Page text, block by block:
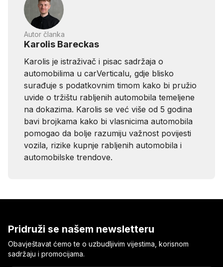
Autor članka
Karolis Bareckas
Karolis je istraživač i pisac sadržaja o
automobilima u carVerticalu, gdje blisko
surađuje s podatkovnim timom kako bi pružio
uvide o tržištu rabljenih automobila temeljene
na dokazima. Karolis se već više od 5 godina
bavi brojkama kako bi vlasnicima automobila
pomogao da bolje razumiju važnost povijesti
vozila, rizike kupnje rabljenih automobila i
automobilske trendove.
Pridruži se našem newsletteru
Obavještavat ćemo te o uzbudljivim vijestima, korisnom
sadržaju i promocijama.